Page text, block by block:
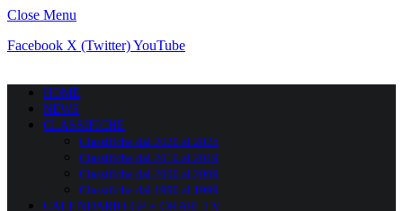
Close Menu
Facebook X (Twitter)YouTube
HOME
NEWS
CLASSIFICHE
Classifiche dal 2020 al 2025
Classifiche dal 2010 al 2019
Classifiche dal 2000 al 2009
Classifiche dal 1990 al 1999
CALENDARIO GP + ORARI TV